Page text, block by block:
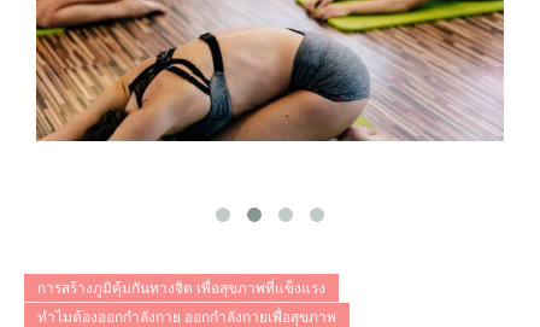
การสร้างภูมิคุ้มกันทางจิต เพื่อสุขภาพที่แข็งแรง
ทำไมต้องออกกำลังกาย ออกกำลังกายเพื่อสุขภาพ